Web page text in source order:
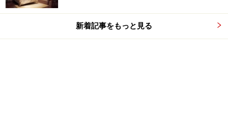
新着記事をもっと見る